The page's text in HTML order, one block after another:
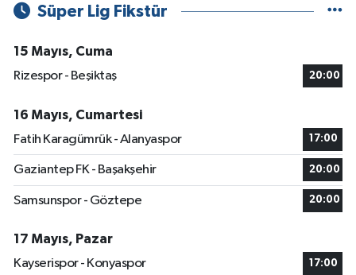
Süper Lig Fikstür
15 Mayıs, Cuma
Rizespor - Beşiktaş
20:00
16 Mayıs, Cumartesi
Fatih Karagümrük - Alanyaspor
17:00
Gaziantep FK - Başakşehir 20:00
Samsunspor - Göztepe 20:00
17 Mayıs, Pazar
Kayserispor - Konyaspor
17:00